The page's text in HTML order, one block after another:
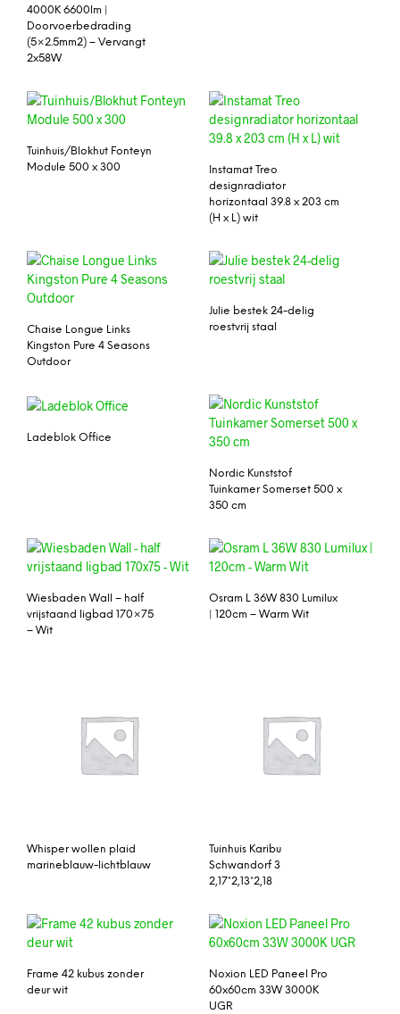
4000K 6600lm |
Doorvoerbedrading
(5×2.5mm2) – Vervangt
2x58W
Tuinhuis/Blokhut Fonteyn
Module 500 x 300
Instamat Treo
designradiator
horizontaal 39.8 x 203 cm
(H x L) wit
Chaise Longue Links
Kingston Pure 4 Seasons
Outdoor
Julie bestek 24-delig
roestvrij staal
Ladeblok Office
Nordic Kunststof
Tuinkamer Somerset 500 x
350 cm
Wiesbaden Wall – half
vrijstaand ligbad 170×75
– Wit
Osram L 36W 830 Lumilux
| 120cm – Warm Wit
Whisper wollen plaid
marineblauw-lichtblauw
Tuinhuis Karibu
Schwandorf 3
2,17*2,13*2,18
Frame 42 kubus zonder
deur wit
Noxion LED Paneel Pro
60x60cm 33W 3000K
UGR